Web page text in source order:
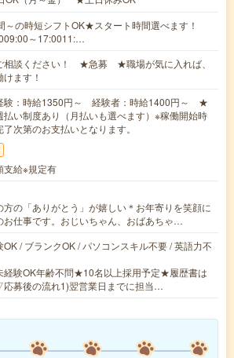
の時短シフトOK★スタート時間選べます！
～17:0011:…
相談ください！ ★急募 ★職場が気に入れば、
ます！
験：時給1350円～ 経験者：時給1400円～ ★
払い制度あり（月払いも選べます）※稼働開始時
次第のお支払いとなります。
支給※規定有
方の「ありがとう」が嬉しい＊お年寄りを笑顔に
お仕事です。おじいちゃん、おばあちゃ…
OK / ブランクOK / パソコンスキル不要 / 英語力不
経験OK年齢不問★10名以上採用予定★履歴書は
募後の流れ1)翌営業日までに担当…